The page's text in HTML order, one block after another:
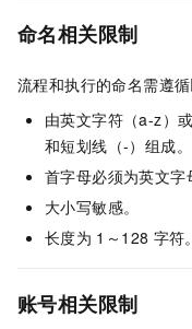
命名相关限制
流程和执行的命名需遵循
由英文字符（a-z）
和短划线（-）组成。
首字母必须为英文字
大小写敏感。
长度为 1～128 字符。
账号相关限制